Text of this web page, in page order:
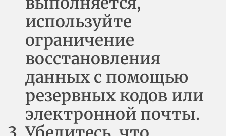
используйте
ограничение
восстановления
данных с помощью
резервных кодов или
электронной почты.